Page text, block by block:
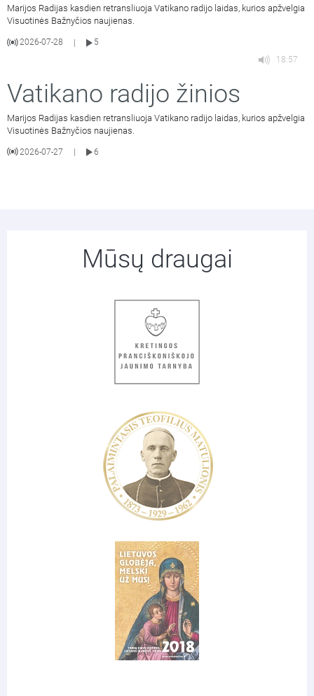
Marijos Radijas kasdien retransliuoja Vatikano radijo laidas, kurios apžvelgia
Visuotinės Bažnyčios naujienas.
2026-07-28
5
18:57
Vatikano radijo žinios
Marijos Radijas kasdien retransliuoja Vatikano radijo laidas, kurios apžvelgia
Visuotinės Bažnyčios naujienas.
2026-07-27 6
Mūsų draugai